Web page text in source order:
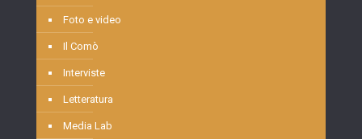
Foto e video
Il Comò
Interviste
Letteratura
Media Lab